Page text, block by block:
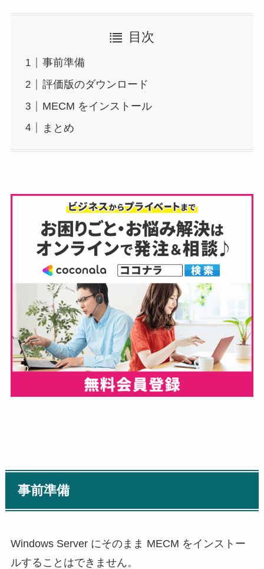
目次
事前準備
評価版のダウンロード
MECM をインストール
まとめ
事前準備
Windows Server にそのまま MECM をインストー
ルすることはできません。